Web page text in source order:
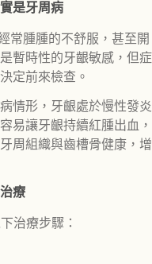
是牙周病
常腫腫的不舒服，甚至開
暫時性的牙齦敏感，但症
定前來檢查。
情形，牙齦處於慢性發炎
易讓牙齦持續紅腫出血，
周組織與齒槽骨健康，增
療
治療步驟：